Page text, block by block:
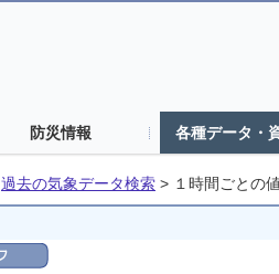
防災情報 各種データ・
過去の気象データ検索 > １時間ごとの